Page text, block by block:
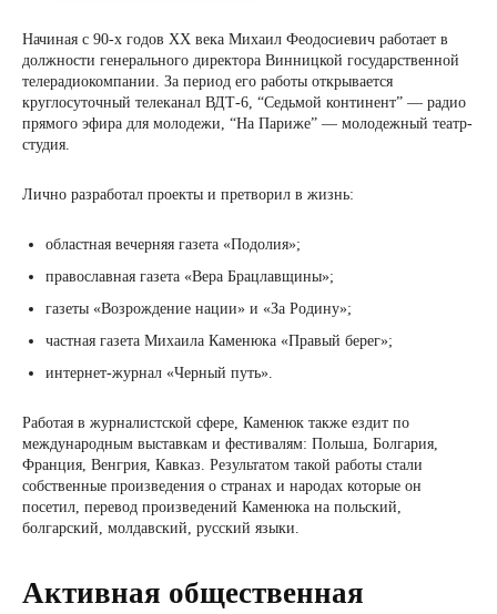
Начиная с 90-х годов ХХ века Михаил Феодосиевич работает в
должности генерального директора Винницкой государственной
телерадиокомпании. За период его работы открывается
круглосуточный телеканал ВДТ-6, “Седьмой континент” — радио
прямого эфира для молодежи, “На Париже” — молодежный театр-
студия.
Лично разработал проекты и претворил в жизнь:
областная вечерняя газета «Подолия»;
православная газета «Вера Брацлавщины»;
газеты «Возрождение нации» и «За Родину»;
частная газета Михаила Каменюка «Правый берег»;
интернет-журнал «Черный путь».
Работая в журналистской сфере, Каменюк также ездит по
международным выставкам и фестивалям: Польша, Болгария,
Франция, Венгрия, Кавказ. Результатом такой работы стали
собственные произведения о странах и народах которые он
посетил, перевод произведений Каменюка на польский,
болгарский, молдавский, русский языки.
Активная общественная